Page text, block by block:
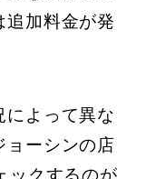
追加料金が発
によって異な
ョーシンの店